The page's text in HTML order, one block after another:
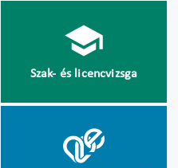
Szak- és licencvizsga